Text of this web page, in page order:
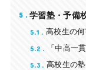
5 学習塾・予備
5.1
高校生の
5.2
「中高一
5.3
高校生の